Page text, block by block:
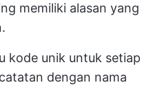
memiliki alasan yang
kode unik untuk setiap
dengan nama